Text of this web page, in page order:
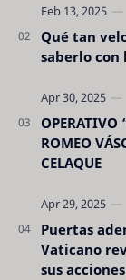
Qué tan
saberlo con
OPERATIVO
ROMEO
CELAQUE
Puertas
Vaticano
sus